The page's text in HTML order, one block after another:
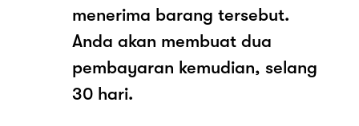
menerima barang tersebut.
Anda akan membuat dua
pembayaran kemudian, selang
30 hari.